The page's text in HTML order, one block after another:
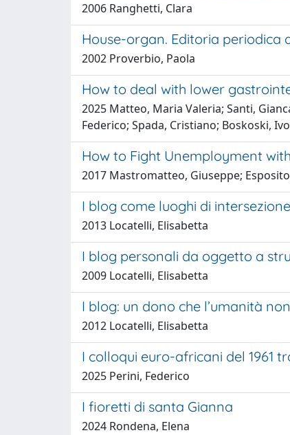
2006 Ranghetti, Clara
House-organ. Editoria periodica
2002 Proverbio, Paola
How to deal with lower
2025 Matteo, Maria Valeria; Santi,
Federico; Spada, Cristiano; Boskoski, Ivo
How to Fight Unemployment
2017 Mastromatteo, Giuseppe;
I blog come luoghi di
2013 Locatelli, Elisabetta
I blog personali da oggetto a
2009 Locatelli, Elisabetta
I blog: un dono che l’umanità
2012 Locatelli, Elisabetta
I colloqui euro-africani del 1961
2025 Perini, Federico
I fioretti di santa Gianna
2024 Rondena, Elena